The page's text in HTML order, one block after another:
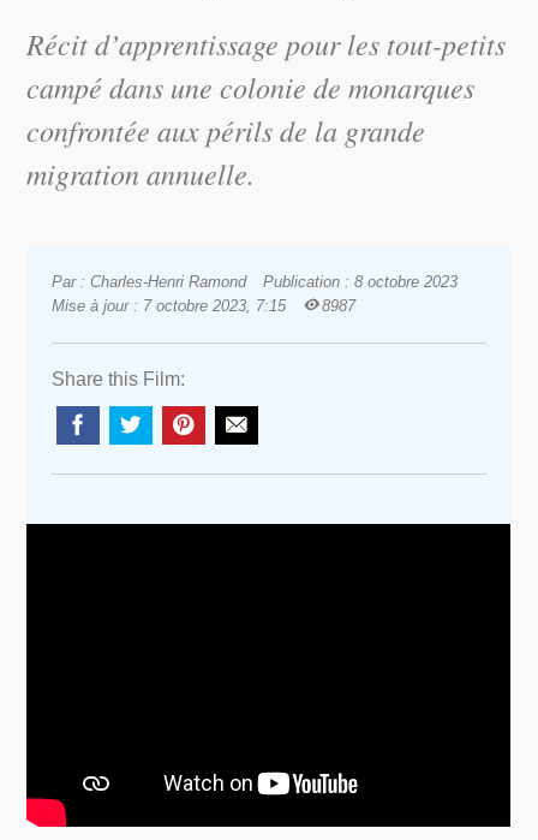
Récit d’apprentissage pour les tout-petits
campé dans une colonie de monarques
confrontée aux périls de la grande
migration annuelle.
Par : Charles-Henri Ramond
Publication : 8 octobre 2023
Mise à jour : 7 octobre 2023, 7:15
8987
Share this Film: